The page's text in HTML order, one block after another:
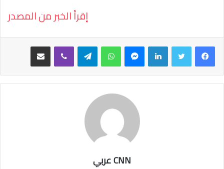
إقرأ الخبر من المصدر
فيسبوك لينكدإن واتساب تيلقرام
CNN عربي